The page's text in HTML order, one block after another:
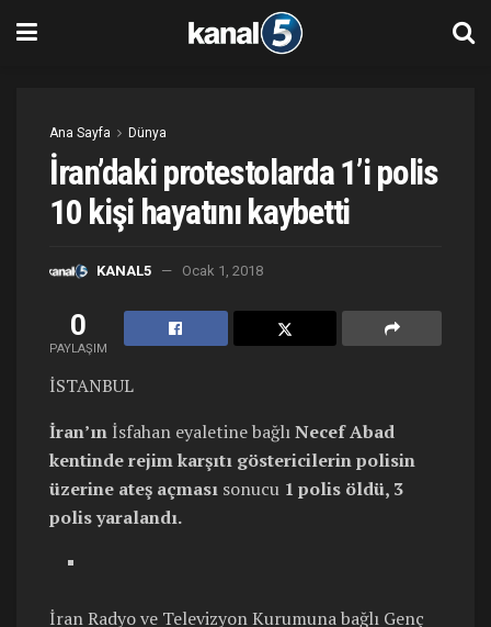
Ana Sayfa Dünya
İran’daki protestolarda 1’i polis
10 kişi hayatını kaybetti
KANAL5 Ocak 1, 2018
0
PAYLAŞIM
İSTANBUL
İran’ın İsfahan eyaletine bağlıNecef Abad
kentinderejim karşıtı göstericilerinpolisin
üzerine ateş açması sonucu 1 polis öldü, 3
polis yaralandı.
İran Radyo ve Televizyon Kurumuna bağlı Genç